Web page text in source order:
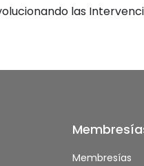
las
Membresías